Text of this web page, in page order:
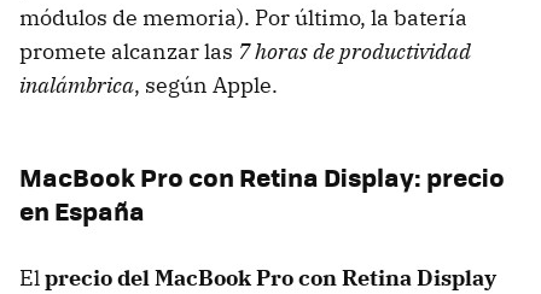
módulos de memoria). Por último, la batería
promete alcanzar las 7 horas de productividad
inalámbrica, según Apple.
MacBook Pro con Retina Display: precio
en España
Elprecio del MacBook Pro con Retina Display